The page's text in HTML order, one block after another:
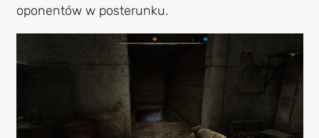
oponentów w posterunku.